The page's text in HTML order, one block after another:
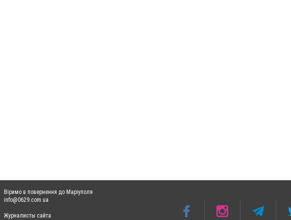
Віримо в повернення до Маріуполя
info@0629.com.ua
Журналисты сайта